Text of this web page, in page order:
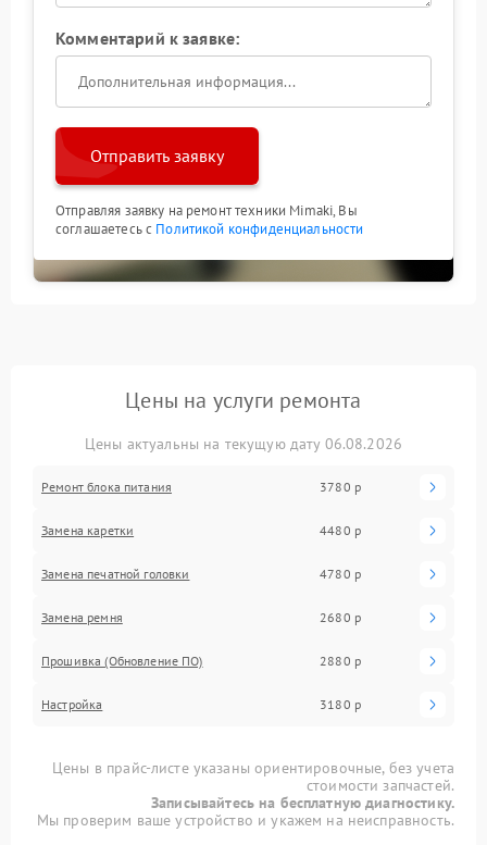
Комментарий к заявке:
Отправить заявку
Отправляя заявку на ремонт техники Mimaki, Вы
соглашаетесь с Политикой конфиденциальности
Цены на услуги ремонта
Цены актуальны на текущую дату 06.08.2026
Ремонт блока питания 3780 р
Замена каретки 4480 р
Замена печатной головки 4780 р
Замена ремня 2680 р
Прошивка (Обновление ПО) 2880 р
Настройка 3180 р
Цены в прайс-листе указаны ориентировочные, без учета
стоимости запчастей.
Записывайтесь на бесплатную диагностику.
Мы проверим ваше устройство и укажем на неисправность.